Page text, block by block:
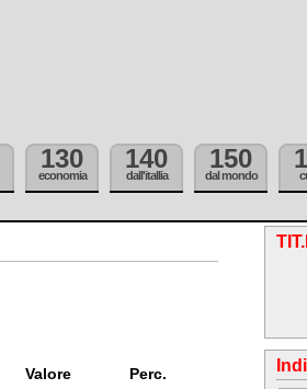
130
economia
140
dall'itallia
150
dal mondo
Valore Perc.